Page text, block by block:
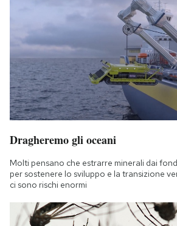
Dragheremo gli oceani
Molti pensano che estrarre minerali dai
per sostenere lo sviluppo e la transizione
ci sono rischi enormi